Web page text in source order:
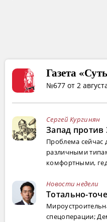
Газета
№677 от 2
Сергей Кургинян
Запад против
Проблема сейчас
различными
комфортными,
Новости недели
Тотально-
спецоперации;